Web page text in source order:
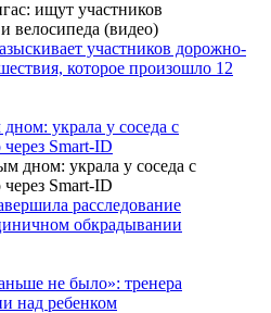
участников дорожно-
которое произошло 12
украла у соседа с
Smart-ID
расследование
обкрадывании
не было»: тренера
над ребенком